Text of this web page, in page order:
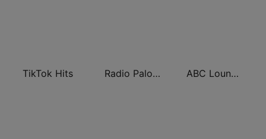
TikTok Hits Radio Paloma Partyschlager ABC Lounge Jazz